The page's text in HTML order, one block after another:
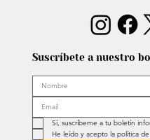
Suscríbete a nuestro
Sí, suscríbeme a tu boletín
He leído y acepto la política